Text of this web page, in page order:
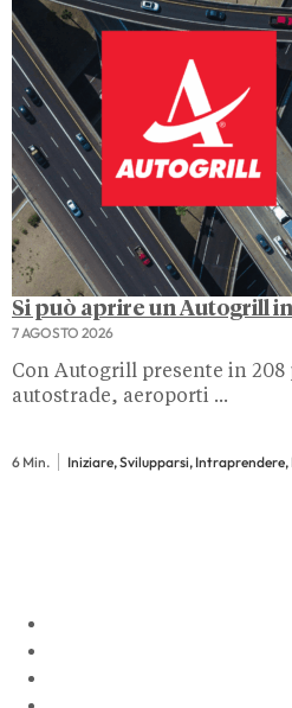
Si può aprire un Autogrill
7 AGOSTO 2026
Con Autogrill presente in
autostrade, aeroporti ...
6 Min. Iniziare, Svilupparsi,